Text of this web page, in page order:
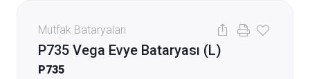
Mutfak Bataryaları
P735 Vega Evye Bataryası (L)
P735